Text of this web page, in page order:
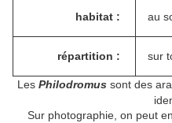
habitat : au
répartition : sur
Les Philodromus sont des
Sur photographie, on peut